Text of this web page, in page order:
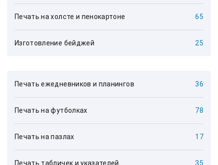
Печать на холсте и пенокартоне 65
Изготовление бейджей 25
Печать ежедневников и планингов 36
Печать на футболках 78
Печать на пазлах 17
Печать табличек и указателей 35